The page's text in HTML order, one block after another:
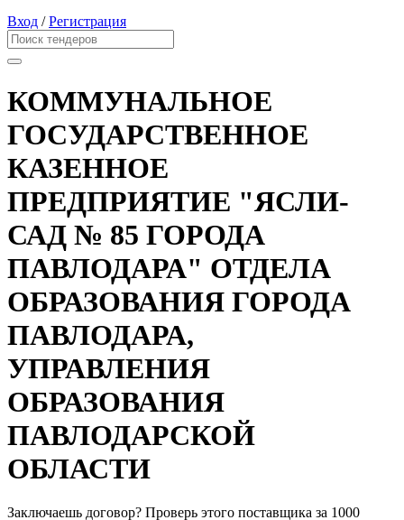
Вход /Регистрация
КОММУНАЛЬНОЕ
ГОСУДАРСТВЕННОЕ
КАЗЕННОЕ
ПРЕДПРИЯТИЕ "ЯСЛИ-
САД № 85 ГОРОДА
ПАВЛОДАРА" ОТДЕЛА
ОБРАЗОВАНИЯ ГОРОДА
ПАВЛОДАРА,
УПРАВЛЕНИЯ
ОБРАЗОВАНИЯ
ПАВЛОДАРСКОЙ
ОБЛАСТИ
Заключаешь договор? Проверь этого поставщика за 1000